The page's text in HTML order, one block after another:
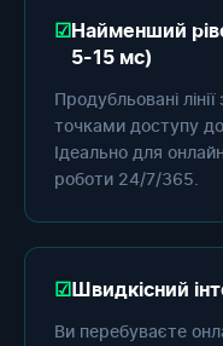
Найменший
5-15 мс)
Продубльовані
точками доступу
Ідеально для
роботи 24/7/365.
Швидкісний
Ви перебуваєте